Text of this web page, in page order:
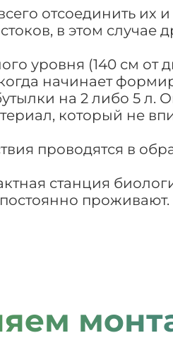
отсоединить их
в этом
уровня (140 см от
начинает
на 2 либо 5
который не
проводятся в
станция